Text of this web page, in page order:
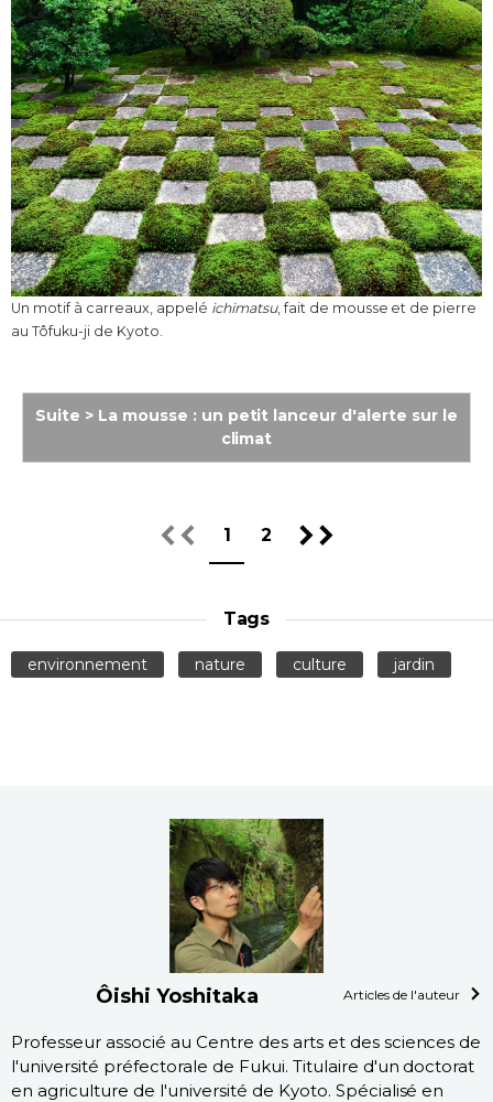
Un motif à carreaux, appelé ichimatsu, fait de mousse et de pierre
au Tôfuku-ji de Kyoto.
Suite > La mousse : un petit lanceur d'alerte sur le
climat
1 2
Tags
environnement nature culture jardin
Ôishi Yoshitaka Articles de l'auteur
Professeur associé au Centre des arts et des sciences de
l'université préfectorale de Fukui. Titulaire d'un doctorat
en agriculture de l'université de Kyoto. Spécialisé en